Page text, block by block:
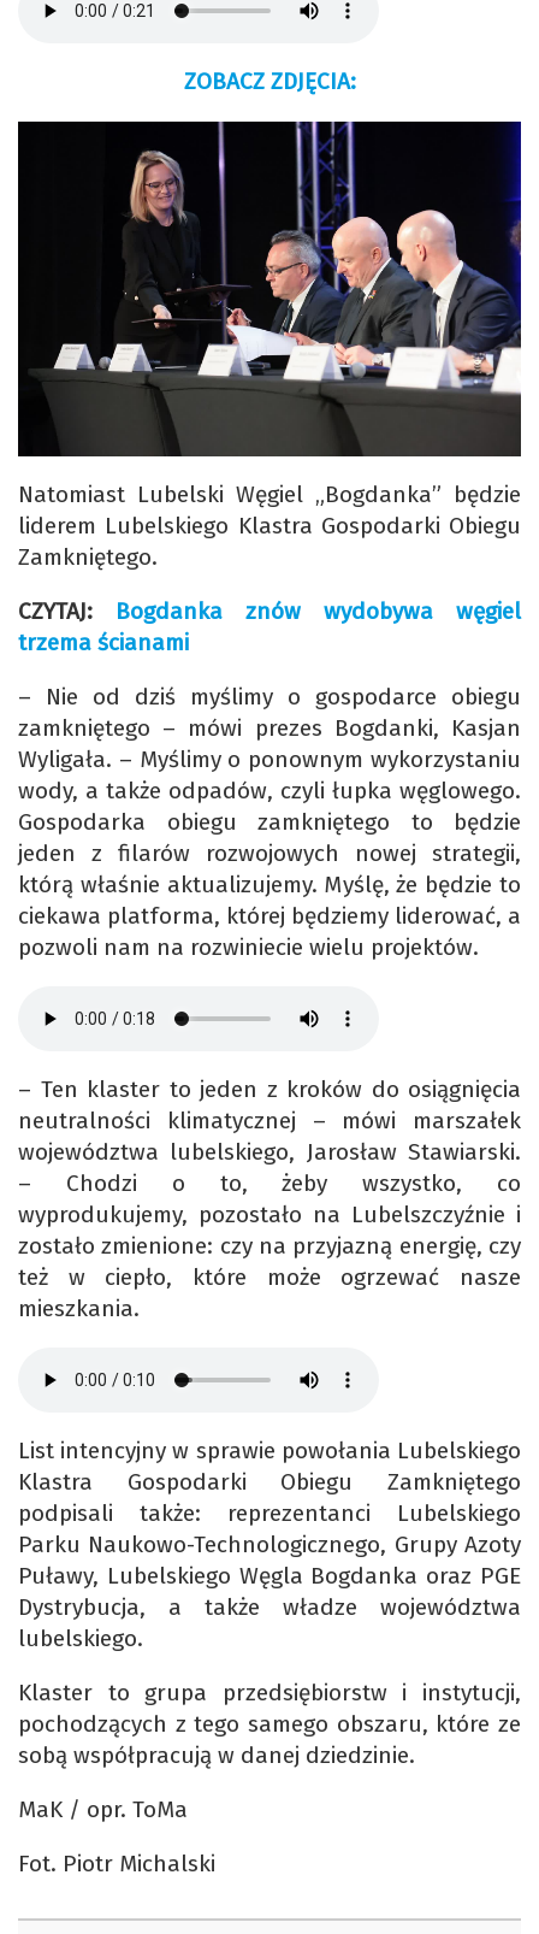
ZOBACZ ZDJĘCIA:
Natomiast Lubelski Węgiel „Bogdanka” będzie
liderem Lubelskiego Klastra Gospodarki Obiegu
Zamkniętego.
CZYTAJ: Bogdanka znów wydobywa węgiel
trzema ścianami
– Nie od dziś myślimy o gospodarce obiegu
zamkniętego – mówi prezes Bogdanki, Kasjan
Wyligała. – Myślimy o ponownym wykorzystaniu
wody, a także odpadów, czyli łupka węglowego.
Gospodarka obiegu zamkniętego to będzie
jeden z filarów rozwojowych nowej strategii,
którą właśnie aktualizujemy. Myślę, że będzie to
ciekawa platforma, której będziemy liderować, a
pozwoli nam na rozwiniecie wielu projektów.
– Ten klaster to jeden z kroków do osiągnięcia
neutralności klimatycznej – mówi marszałek
województwa lubelskiego, Jarosław Stawiarski.
– Chodzi o to, żeby wszystko, co
wyprodukujemy, pozostało na Lubelszczyźnie i
zostało zmienione: czy na przyjazną energię, czy
też w ciepło, które może ogrzewać nasze
mieszkania.
List intencyjny w sprawie powołania Lubelskiego
Klastra Gospodarki Obiegu Zamkniętego
podpisali także: reprezentanci Lubelskiego
Parku Naukowo-Technologicznego, Grupy Azoty
Puławy, Lubelskiego Węgla Bogdanka oraz PGE
Dystrybucja, a także władze województwa
lubelskiego.
Klaster to grupa przedsiębiorstw i instytucji,
pochodzących z tego samego obszaru, które ze
sobą współpracują w danej dziedzinie.
MaK / opr. ToMa
Fot. Piotr Michalski